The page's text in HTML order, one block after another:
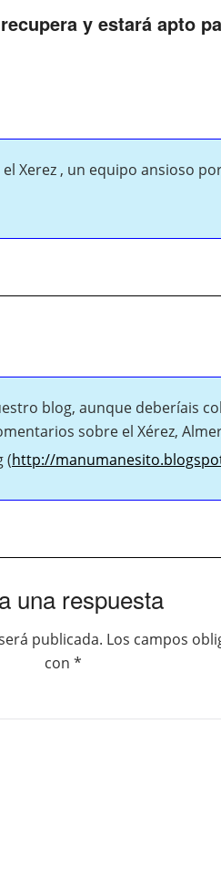
y estará apto
Xerez , un equipo ansioso
blog, aunque deberíais
sobre el Xérez,
(http://
una respuesta
publicada. Los campos
con *